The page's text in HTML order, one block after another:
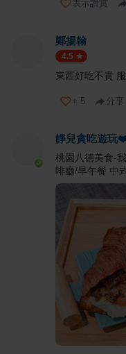
表示讚賞
鄭揚翰
4.5
東西好吃不貴
+ 5 分享
靜兒貪吃遊玩
桃園八德美食-
啡廳/早午餐 中